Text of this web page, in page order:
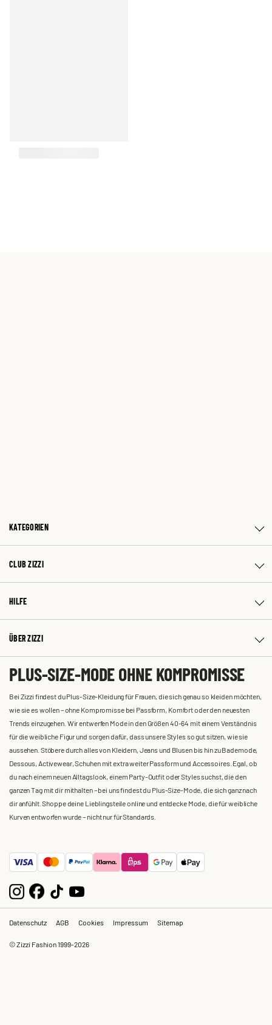
KATEGORIEN
CLUB ZIZZI
HILFE
ÜBER ZIZZI
PLUS-SIZE-MODE OHNE KOMPROMISSE
Bei Zizzi findest du Plus-Size-Kleidung für Frauen, die sich genau so kleiden möchten,
wie sie es wollen – ohne Kompromisse bei Passform, Komfort oder den neuesten
Trends einzugehen. Wir entwerfen Mode in den Größen 40-64 mit einem Verständnis
für die weibliche Figur und sorgen dafür, dass unsere Styles so gut sitzen, wie sie
aussehen. Stöbere durch alles von Kleidern, Jeans und Blusen bis hin zu Bademode,
Dessous, Activewear, Schuhen mit extra weiter Passform und Accessoires. Egal, ob
du nach einem neuen Alltagslook, einem Party-Outfit oder Styles suchst, die den
ganzen Tag mit dir mithalten – bei uns findest du Plus-Size-Mode, die sich ganz nach
dir anfühlt. Shoppe deine Lieblingsteile online und entdecke Mode, die für weibliche
Kurven entworfen wurde – nicht nur für Standards.
Datenschutz AGB Cookies Impressum Sitemap
© Zizzi Fashion 1999-2026